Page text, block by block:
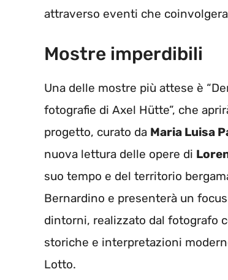
attraverso eventi che
Mostre imperdibili
Una delle mostre più attese è
fotografie di Axel Hütte”, che
progetto, curato da Maria Luisa
nuova lettura delle opere di
suo tempo e del territorio
Bernardino e presenterà un
dintorni, realizzato dal fotografo
storiche e interpretazioni
Lotto.